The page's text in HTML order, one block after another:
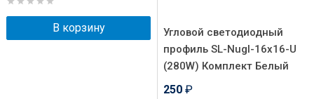
В корзину
Угловой светодиодный
профиль SL-Nugl-16x16-U
(280W) Комплект Белый
250 ₽